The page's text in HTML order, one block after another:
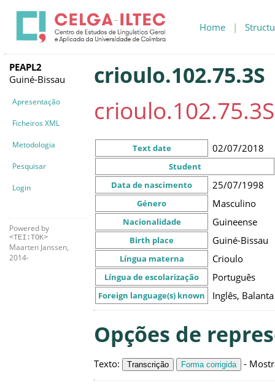
Home |
PEAPL2
Guiné-Bissau
Apresentação
Ficheiros XML
Metodologia
Pesquisar
Login
Powered by
<TEI:TOK>
Maarten Janssen,
2014-
crioulo.102.75.3S
crioulo.102.75.3S
Text date 02/07/2018
Student
Data de nascimento
25/07/1998
Género Masculino
Nacionalidade Guineense
Birth place Guiné-Bissau
Língua materna Crioulo
Língua de escolarização Português
Foreign language(s) known Inglês, Balanta
Opções de
Texto: Transcrição Forma corrigida -